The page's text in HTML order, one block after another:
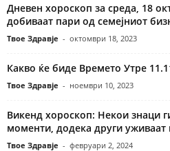
Дневен хороскоп за среда, 18
добиваат пари од семејниот
Твое Здравје - октомври 18, 2023
Какво ќе биде Времето Утре
Твое Здравје - ноември 10, 2023
Викенд хороскоп: Некои знаци
моменти, додека други уживаат
Твое Здравје - февруари 2, 2024